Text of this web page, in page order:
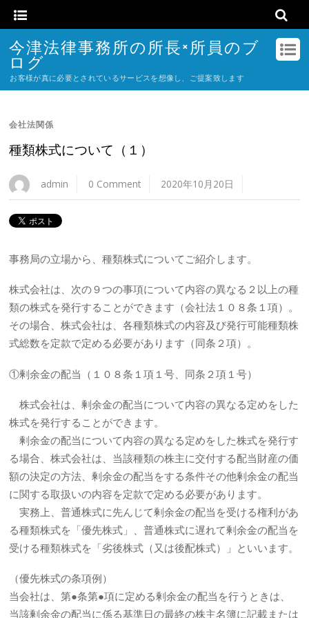
今津法律事務所の所長×所員のブ
ログ
お客様が真に必要とされているサービスを想像し、ご提案致します
会社法関係
種類株式について（１）
admin 0 Comment 2020年10月20日
事務局の立場から、種類株式についてご紹介します。
株式会社は、次の９つの事項について内容の異なる２以上の種
類の株式を発行することができます（会社法１０８条１項）。
その場合、株式会社は、各種類株式の内容及び発行可能種類株
式総数を定款で定める必要があります（同条２項）。
①剰余金の配当（１０８条１項１号、同条２項１号）
株式会社は、剰余金の配当について内容の異なる定めをした
株式を発行することができます。
剰余金の配当について内容の異なる定めをした株式を発行す
る場合、株式会社は、当該種類の株主に交付する配当財産の価
額の決定の方法、剰余金の配当をする条件その他剰余金の配当
に関する取扱いの内容を定款で定める必要があります。
実務上、普通株式に先んじて剰余金の配当を受ける権利があ
る種類株式を「優先株式」、普通株式に遅れて剰余金の配当を
受ける種類株式を「劣後株式（又は後配株式）」といいます。
（優先株式の条項例）
当会社は、第●条第●項に定める剰余金の配当を行うときは、
当該剰余金の配当に係る基準日の最終の株主名簿に記載または